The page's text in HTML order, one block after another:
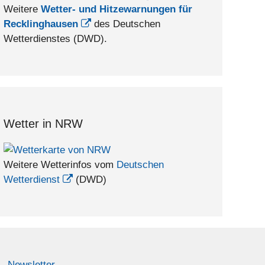
Weitere Wetter- und Hitzewarnungen für
Recklinghausen
des Deutschen
Wetterdienstes (DWD).
Wetter in NRW
Weitere Wetterinfos vom Deutschen
Wetterdienst
(DWD)